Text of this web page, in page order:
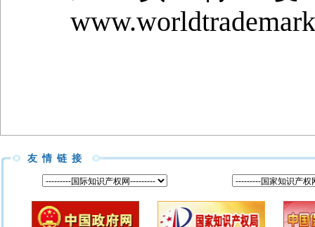
友情链接